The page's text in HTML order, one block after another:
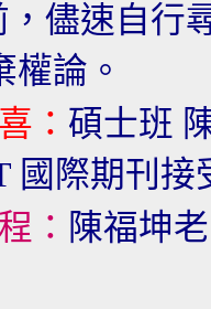
，儘速自行
權論。
： 碩士班
國際期刊接
： 陳福坤